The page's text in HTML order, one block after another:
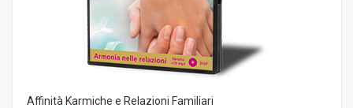
Affinità Karmiche e Relazioni Familiari